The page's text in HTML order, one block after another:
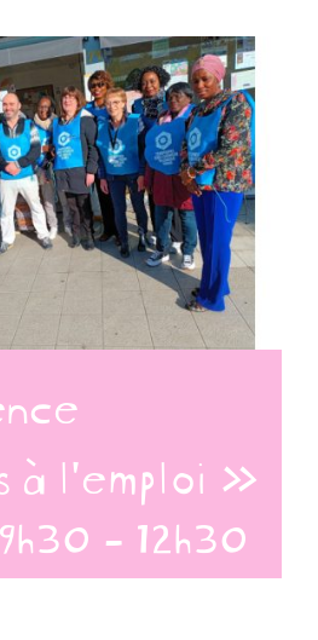
l’emploi »
- 12h30